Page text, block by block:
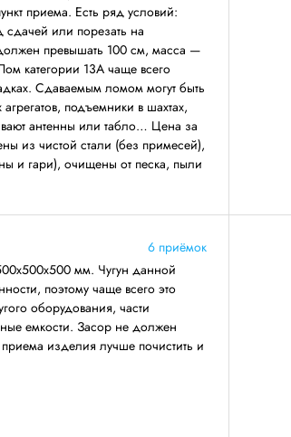
приема. Есть ряд условий:
сдачей или порезать на
превышать 100 см, масса —
категории 13А чаще всего
Сдаваемым ломом могут быть
подъемники в шахтах,
антенны или табло… Цена за
из чистой стали (без примесей),
и гари), очищены от песка, пыли
6 приёмок
мм. Чугун данной
поэтому чаще всего это
оборудования, части
емкости. Засор не должен
изделия лучше почистить и